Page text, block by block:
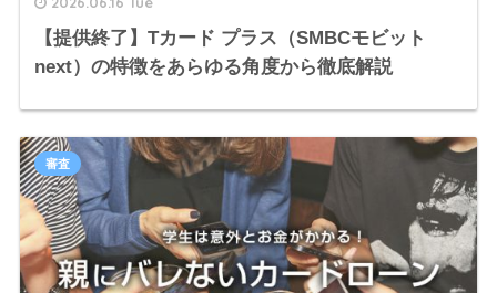
【提供終了】Tカード プラス（SMBCモビット
next）の特徴をあらゆる角度から徹底解説
審査